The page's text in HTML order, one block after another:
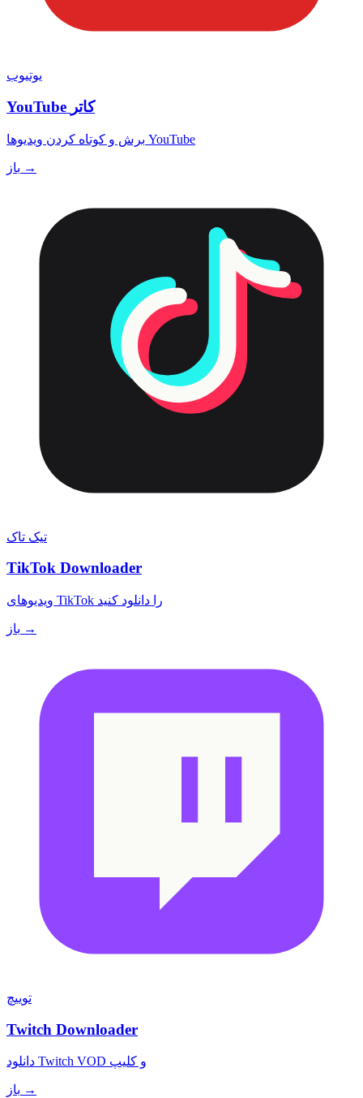
یوتیوب
YouTube کاتر
برش و کوتاه کردن ویدیوها YouTube
باز →
تیک تاک
TikTok Downloader
ویدیوهای TikTok را دانلود کنید
باز →
توییچ
Twitch Downloader
دانلود Twitch VOD و کلیپ
باز →